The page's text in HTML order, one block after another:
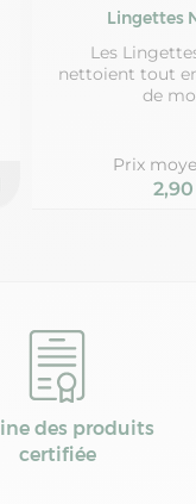
Lingettes
Les
nettoient tout
de
Prix
des produits
certifiée